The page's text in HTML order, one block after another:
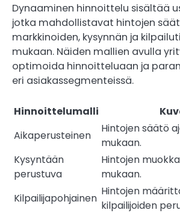
Dynaaminen hinnoittelu sisältää
jotka mahdollistavat hintojen
markkinoiden, kysynnän ja
mukaan. Näiden mallien avulla
optimoida hinnoitteluaan ja
eri asiakassegmenteissä.
Hinnoittelumalli
Aikaperusteinen
Hintojen säätö
mukaan.
Kysyntään
perustuva
Hintojen
mukaan.
Kilpailijapohjainen
Hintojen
kilpailijoiden